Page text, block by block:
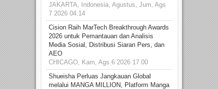
JAKARTA, Indonesia, Agustus, Jum, Ags
7 2026 04.14
Cision Raih MarTech Breakthrough Awards
2026 untuk Pemantauan dan Analisis
Media Sosial, Distribusi Siaran Pers, dan
AEO
CHICAGO, Kam, Ags 6 2026 17.00
Shueisha Perluas Jangkauan Global
melalui MANGA MILLION, Platform Manga